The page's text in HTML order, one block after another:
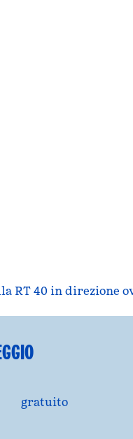
RT 40 in direzione
gratuito